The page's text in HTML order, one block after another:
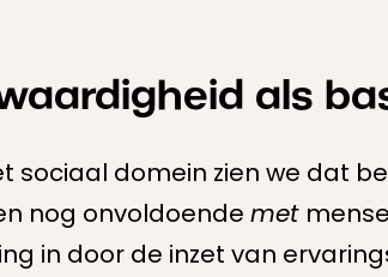
als
sociaal domein zien we dat
nog onvoldoende met
in door de inzet van